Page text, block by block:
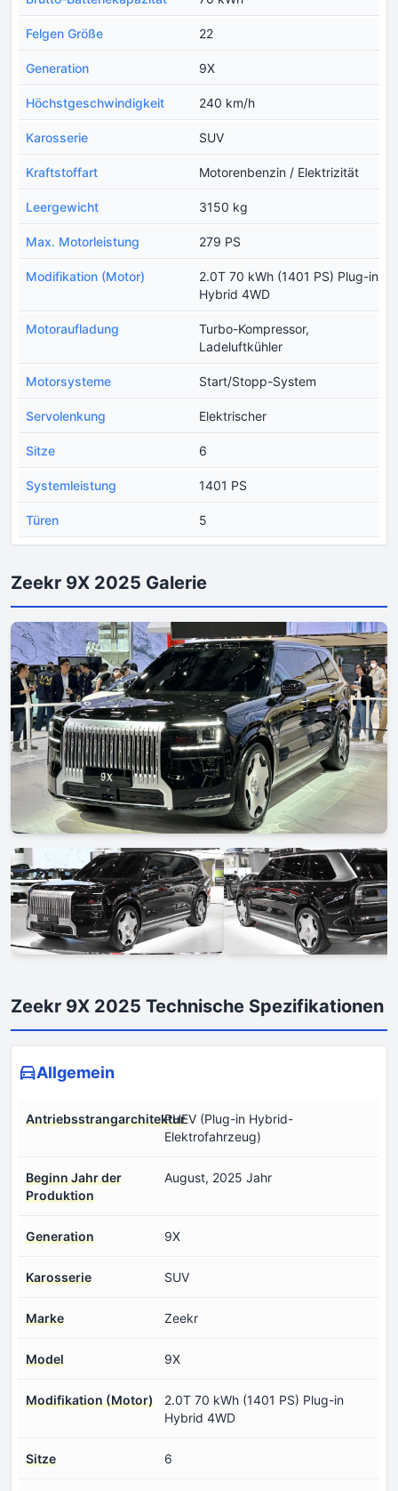
Felgen Größe 22
Generation 9X
Höchstgeschwindigkeit 240 km/h
Karosserie SUV
Kraftstoffart Motorenbenzin / Elektrizität
Leergewicht 3150 kg
Max. Motorleistung 279 PS
Modifikation (Motor)
2.0T 70 kWh (1401 PS) Plug-in
Hybrid 4WD
Motoraufladung
Turbo-Kompressor,
Ladeluftkühler
Motorsysteme Start/Stopp-System
Servolenkung Elektrischer
Sitze 6
Systemleistung 1401 PS
Türen 5
Zeekr 9X 2025 Galerie
Zeekr 9X 2025 Technische Spezifikationen
Allgemein
AntriebsstrangarchitekturPHEV (Plug-in Hybrid-
Elektrofahrzeug)
Beginn Jahr der
Produktion
August, 2025 Jahr
Generation 9X
Karosserie SUV
Marke Zeekr
Model 9X
Modifikation (Motor)
2.0T 70 kWh (1401 PS) Plug-in
Hybrid 4WD
Sitze 6